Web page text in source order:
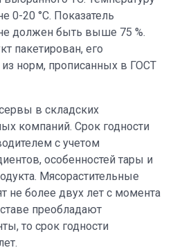
0-20 °C. Показатель
должен быть выше 75 %.
пакетирован, его
из норм, прописанных в ГОСТ
в складских
компаний. Срок годности
с учетом
особенностей тары и
Мясорастительные
не более двух лет с момента
преобладают
то срок годности